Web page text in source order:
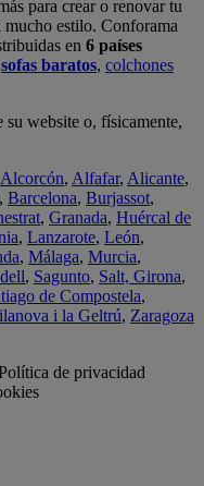
para crear o renovar tu
estilo. Conforama
en 6 países
sofas baratos, colchones
website o, físicamente,
Alcorcón, Alfafar, Alicante,
, Barcelona, Burjassot,
, Granada, Huércal de
, Lanzarote, León,
, Málaga, Murcia,
, Sagunto, Salt, Girona,
de Compostela,
i la Geltrú, Zaragoza
de privacidad